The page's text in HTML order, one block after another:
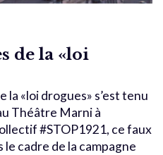
de la «loi
la «loi drogues» s’est tenu
Théâtre Marni à
#STOP1921, ce faux
cadre de la campagne